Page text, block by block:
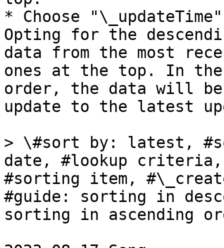
* Choose
Opting for the
data from the most
ones at the top. In the
order, the data will
update to the latest
> \#sort by: latest,
date, #lookup
#sorting item,
#guide: sorting in
sorting in ascending